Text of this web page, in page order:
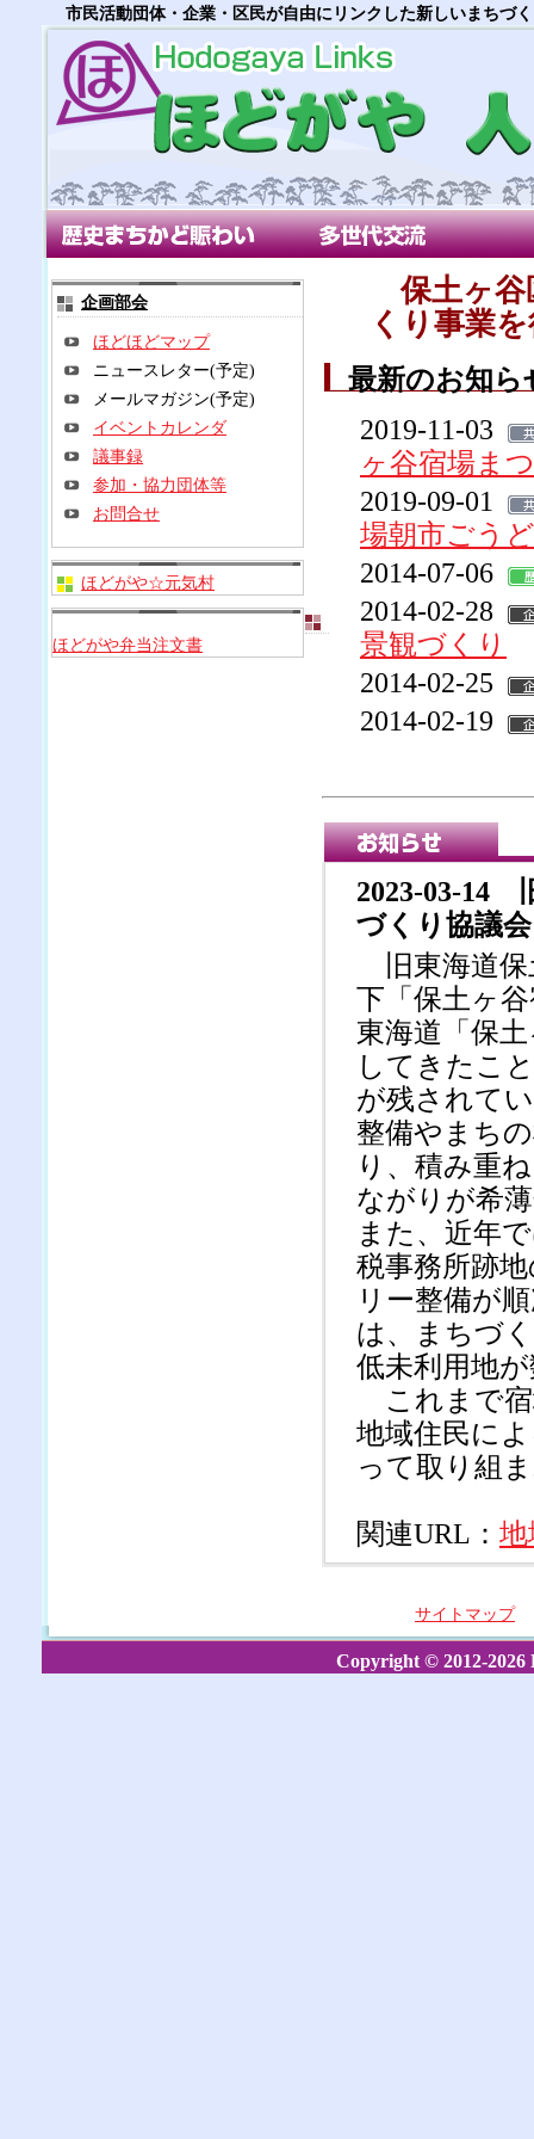
市民活動団体・企業・区民が自由にリンクした新しいまちづ
朝市
保土ヶ谷
くり事業
最新のお知ら
2019-11-03
ヶ谷宿場ま
2019-09-01
場朝市ごう
2014-07-06
2014-02-28
景観づくり
2014-02-25
2014-02-19
2023-03-14
づくり協議会
旧東海道保
下「保土ヶ
東海道「保
してきたこ
が残されて
整備やまち
り、積み重
ながりが希
また、近年
税事務所跡
リー整備が
は、まちづ
低未利用地
これまで宿
地域住民に
って取り組
関連URL：
企画部会
ほどほどマップ
ニュースレター(予定)
メールマガジン(予定)
イベントカレンダ
議事録
参加・協力団体等
お問合せ
ほどがや☆元気村
ほどがや弁当注文書
サイトマップ
Copyright © 2012-2026